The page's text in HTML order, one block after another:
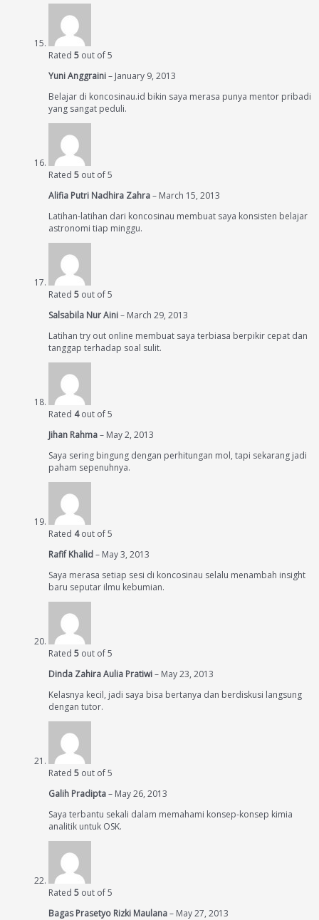
Rated 5 out of 5
Yuni Anggraini– January 9, 2013
Belajar di koncosinau.id bikin saya merasa punya mentor pribadi
yang sangat peduli.
Rated 5 out of 5
Alifia Putri Nadhira Zahra– March 15, 2013
Latihan-latihan dari koncosinau membuat saya konsisten belajar
astronomi tiap minggu.
Rated 5 out of 5
Salsabila Nur Aini– March 29, 2013
Latihan try out online membuat saya terbiasa berpikir cepat dan
tanggap terhadap soal sulit.
Rated 4out of 5
Jihan Rahma– May 2, 2013
Saya sering bingung dengan perhitungan mol, tapi sekarang jadi
paham sepenuhnya.
Rated 4out of 5
Rafif Khalid– May 3, 2013
Saya merasa setiap sesi di koncosinau selalu menambah insight
baru seputar ilmu kebumian.
Rated 5 out of 5
Dinda Zahira Aulia Pratiwi– May 23, 2013
Kelasnya kecil, jadi saya bisa bertanya dan berdiskusi langsung
dengan tutor.
Rated 5 out of 5
Galih Pradipta– May 26, 2013
Saya terbantu sekali dalam memahami konsep-konsep kimia
analitik untuk OSK.
Rated 5 out of 5
Bagas Prasetyo Rizki Maulana– May 27, 2013